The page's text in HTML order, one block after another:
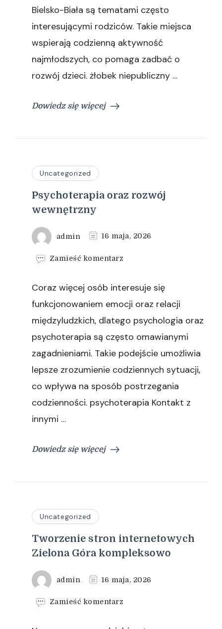
Bielsko-Biała są tematami często
interesującymi rodziców. Takie miejsca
wspierają codzienną aktywność
najmłodszych, co pomaga zadbać o
rozwój dzieci. żłobek niepubliczny …
Dowiedz się więcej
Uncategorized
Psychoterapia oraz rozwój
wewnętrzny
admin 16 maja, 2026
Zamieść komentarz
oraz
rozwój
wewnętrzny
Coraz więcej osób interesuje się
funkcjonowaniem emocji oraz relacji
międzyludzkich, dlatego psychologia oraz
psychoterapia są często omawianymi
zagadnieniami. Takie podejście umożliwia
lepsze zrozumienie codziennych sytuacji,
co wpływa na sposób postrzegania
codzienności. psychoterapia Kontakt z
innymi …
Dowiedz się więcej
Uncategorized
Tworzenie stron internetowych
Zielona Góra kompleksowo
admin 16 maja, 2026
Zamieść komentarz